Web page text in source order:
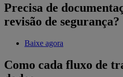
Precisa de
revisão de segurança?
Baixe agora
Como cada fluxo de